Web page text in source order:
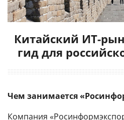
Китайский ИТ-
гид для
Чем занимается
Компания